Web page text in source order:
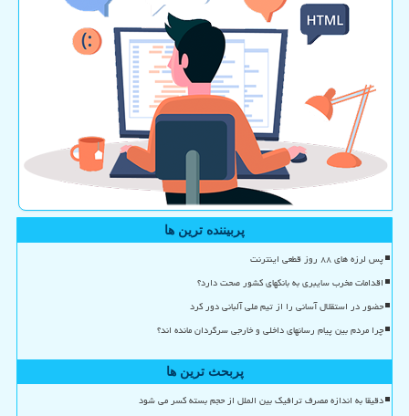
پربیننده ترین ها
پس لرزه های ۸۸ روز قطعی اینترنت
اقدامات مخرب سایبری به بانکهای کشور صحت دارد؟
حضور در استقلال آسانی را از تیم ملی آلبانی دور کرد
چرا مردم بین پیام رسانهای داخلی و خارجی سرگردان مانده اند؟
پربحث ترین ها
دقیقا به اندازه مصرف ترافیک بین الملل از حجم بسته کسر می شود